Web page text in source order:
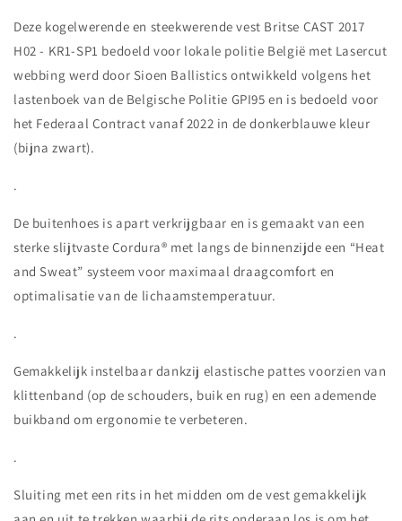
Deze kogelwerende en steekwerende vest Britse CAST 2017
H02 - KR1-SP1 bedoeld voor lokale politie België met Lasercut
webbing werd door Sioen Ballistics ontwikkeld volgens het
lastenboek van de Belgische Politie GPI95 en is bedoeld voor
het Federaal Contract vanaf 2022 in de donkerblauwe kleur
(bijna zwart).
.
De buitenhoes is apart verkrijgbaar en is gemaakt van een
sterke slijtvaste Cordura® met langs de binnenzijde een “Heat
and Sweat” systeem voor maximaal draagcomfort en
optimalisatie van de lichaamstemperatuur.
.
Gemakkelijk instelbaar dankzij elastische pattes voorzien van
klittenband (op de schouders, buik en rug) en een ademende
buikband om ergonomie te verbeteren.
.
Sluiting met een rits in het midden om de vest gemakkelijk